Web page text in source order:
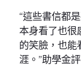
“這些書信都
本身看了也很
的笑臉，也能
涯。”助學金